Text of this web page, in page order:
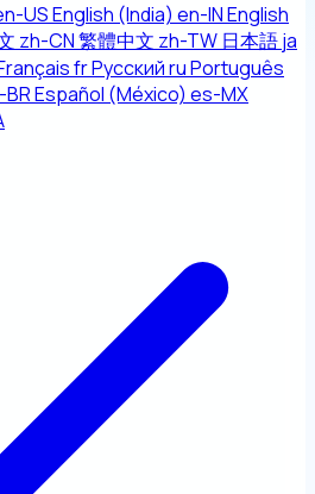
USEnglish (India) en-INEnglish
zh-CN繁體中文 zh-TW 日本語ja
frРусскийruPortuguês
Español (México) es-MX